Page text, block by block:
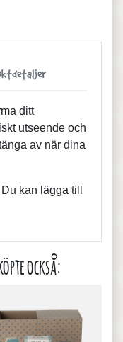
ditt
utseende och
av när dina
kan lägga till
också: